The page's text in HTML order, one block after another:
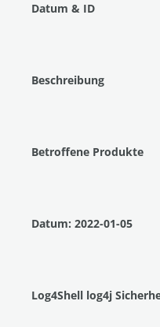
Datum & ID
Beschreibung
Betroffene Produkte
Datum: 2022-01-05
Log4Shell log4j